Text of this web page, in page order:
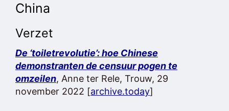
China
Verzet
De ‘toiletrevolutie’: hoe Chinese
demonstranten de censuur pogen te
omzeilen, Anne ter Rele, Trouw, 29
november 2022 [archive.today]